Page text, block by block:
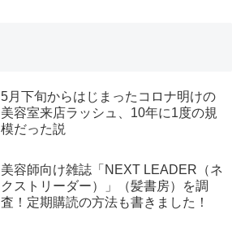
5月下旬からはじまったコロナ明けの
美容室来店ラッシュ、10年に1度の規
模だった説
美容師向け雑誌「NEXT LEADER（ネ
クストリーダー）」（髪書房）を調
査！定期購読の方法も書きました！